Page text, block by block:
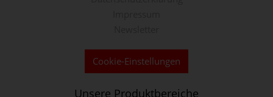
Cookie-Einstellungen
Unsere Produktbereiche